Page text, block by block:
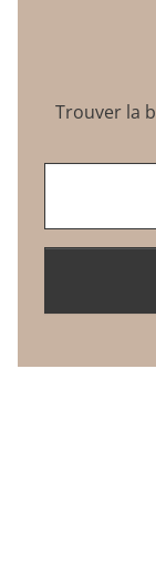
Trouver la